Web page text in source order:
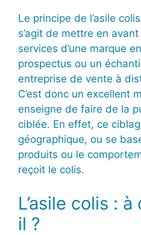
Le principe de l’asile
s’agit de mettre en
services d’une marque
prospectus ou un
entreprise de vente à
C’est donc un excellent
enseigne de faire de la
ciblée. En effet, ce
géographique, ou se
produits ou le
reçoit le colis.
L’asile colis :
il ?